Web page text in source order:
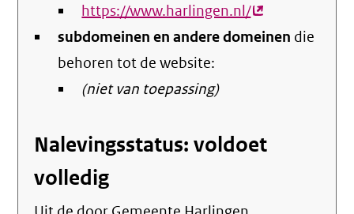
https://www.harlingen.nl/(externe
link)
subdomeinen en andere domeinen die
behoren tot de website:
(niet van toepassing)
Nalevingsstatus: voldoet
volledig